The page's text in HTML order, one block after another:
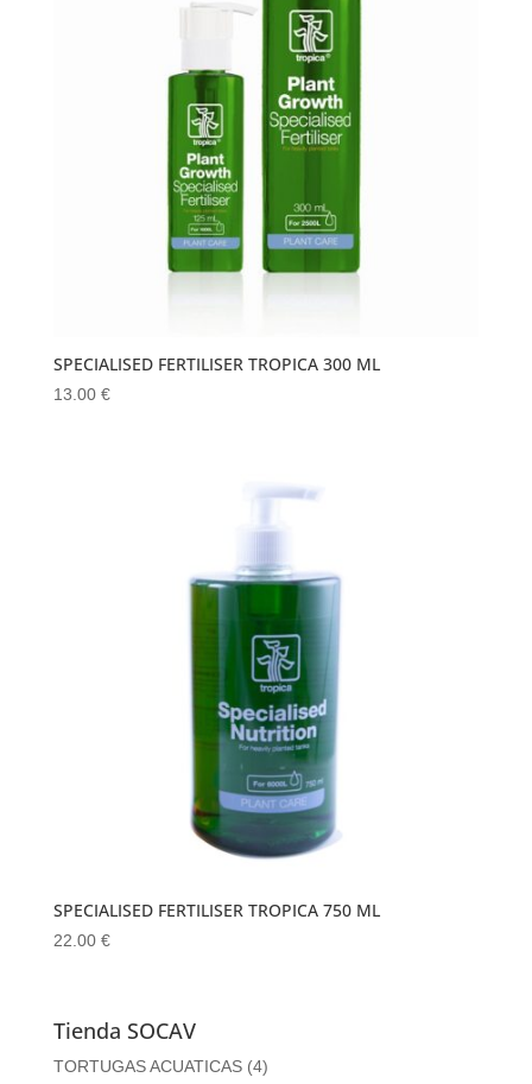
SPECIALISED FERTILISER TROPICA 300 ML
13.00 €
SPECIALISED FERTILISER TROPICA 750 ML
22.00 €
Tienda SOCAV
TORTUGAS ACUATICAS (4)